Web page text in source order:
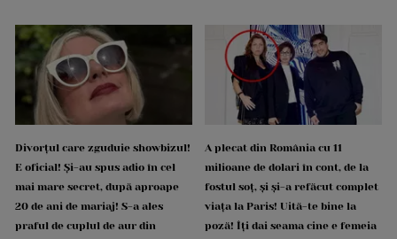
Divorțul care zguduie showbizul!
E oficial! Și-au spus adio în cel
mai mare secret, după aproape
20 de ani de mariaj! S-a ales
praful de cuplul de aur din
A plecat din România cu 11
milioane de dolari în cont, de la
fostul soț, și și-a refăcut complet
viața la Paris! Uită-te bine la
poză! Îți dai seama cine e femeia